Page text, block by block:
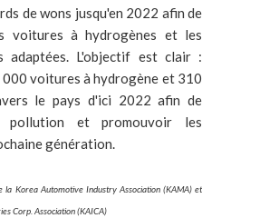
de wons jusqu'en 2022 afin de
voitures à hydrogènes et les
adaptées. L'objectif est clair :
voitures à hydrogène et 310
le pays d'ici 2022 afin de
pollution et promouvoir les
génération.
la Korea Automotive Industry Association (KAMA) et
Corp. Association (KAICA)